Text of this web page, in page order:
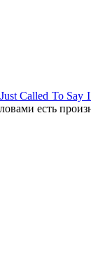
Called To Say
есть